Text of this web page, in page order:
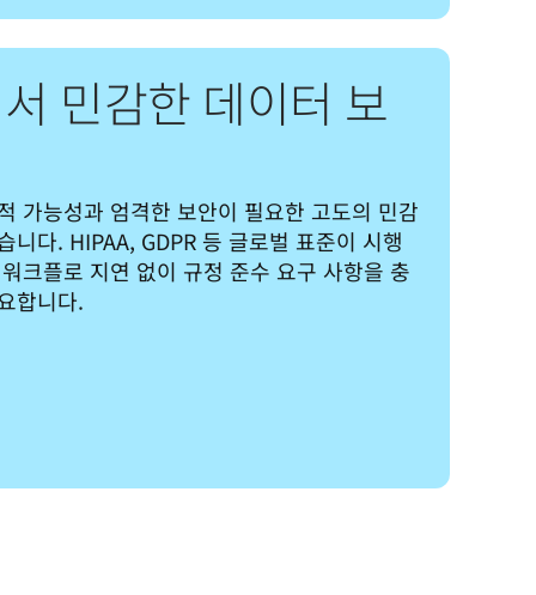
민감한 데이터 보
가능성과 엄격한 보안이 필요한 고도의 민감
니다. HIPAA, GDPR 등 글로벌 표준이 시행
크플로 지연 없이 규정 준수 요구 사항을 충
합니다.